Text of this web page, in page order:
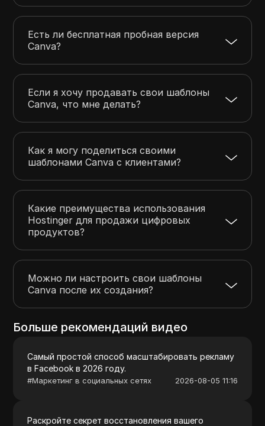
Есть ли бесплатная пробная версия
Canva?
Если я хочу продавать свои шаблоны
Canva, что мне делать?
Как я могу поделиться своими
шаблонами Canva с клиентами?
Какие преимущества использования
Hostinger для продажи цифровых
продуктов?
Можно ли настроить свои шаблоны
Canva после их создания?
Больше рекомендаций видео
Самый простой способ масштабировать рекламу
в Facebook в 2026 году.
#Маркетинг в социальных сетях 2026-08-05 11:16
Раскройте секрет восстановления вашего